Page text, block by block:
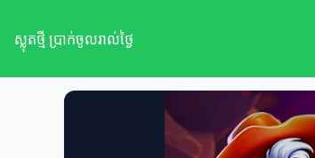
ស្លុតថ្មី ប្រាក់ចូលរាល់ថ្ងៃ